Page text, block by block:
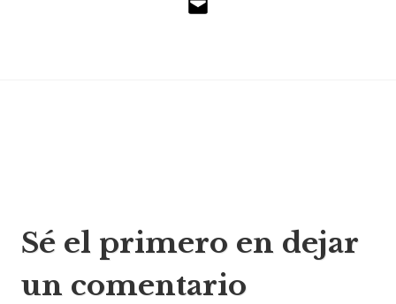
Correo
de
Sé el primero en dejar
un comentario